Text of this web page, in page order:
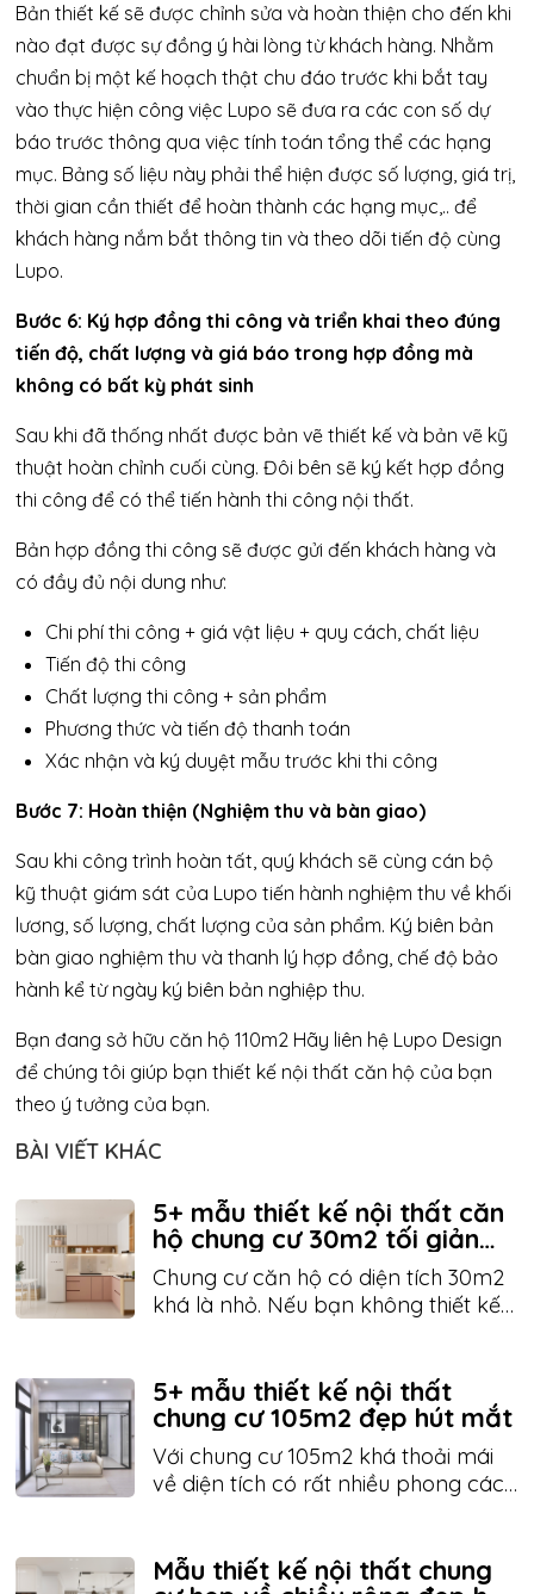
Bản thiết kế sẽ được chỉnh sửa và hoàn thiện cho đến khi
nào đạt được sự đồng ý hài lòng từ khách hàng. Nhằm
chuẩn bị một kế hoạch thật chu đáo trước khi bắt tay
vào thực hiện công việc Lupo sẽ đưa ra các con số dự
báo trước thông qua việc tính toán tổng thể các hạng
mục. Bảng số liệu này phải thể hiện được số lượng, giá trị,
thời gian cần thiết để hoàn thành các hạng mục,.. để
khách hàng nắm bắt thông tin và theo dõi tiến độ cùng
Lupo.
Bước 6: Ký hợp đồng thi công và triển khai theo đúng
tiến độ, chất lượng và giá báo trong hợp đồng mà
không có bất kỳ phát sinh
Sau khi đã thống nhất được bản vẽ thiết kế và bản vẽ kỹ
thuật hoàn chỉnh cuối cùng. Đôi bên sẽ ký kết hợp đồng
thi công để có thể tiến hành thi công nội thất.
Bản hợp đồng thi công sẽ được gửi đến khách hàng và
có đầy đủ nội dung như:
Chi phí thi công + giá vật liệu + quy cách, chất liệu
Tiến độ thi công
Chất lượng thi công + sản phẩm
Phương thức và tiến độ thanh toán
Xác nhận và ký duyệt mẫu trước khi thi công
Bước 7: Hoàn thiện (Nghiệm thu và bàn giao)
Sau khi công trình hoàn tất, quý khách sẽ cùng cán bộ
kỹ thuật giám sát của Lupo tiến hành nghiệm thu về khối
lương, số lượng, chất lượng của sản phẩm. Ký biên bản
bàn giao nghiệm thu và thanh lý hợp đồng, chế độ bảo
hành kể từ ngày ký biên bản nghiệp thu.
Bạn đang sở hữu căn hộ 110m2 Hãy liên hệ Lupo Design
để chúng tôi giúp bạn thiết kế nội thất căn hộ của bạn
theo ý tưởng của bạn.
BÀI VIẾT KHÁC
5+ mẫu thiết kế nội thất căn
hộ chung cư 30m2 tối giản
hiện đại
Chung cư căn hộ có diện tích 30m2
khá là nhỏ. Nếu bạn không thiết kế
chội. Sau đây là bài viết chia sẻ một
số mẫu thiết kế nội thất chung cư
30m2 siêu đẹp hãy cùng tham khảo
nhé.
5+ mẫu thiết kế nội thất
chung cư 105m2 đẹp hút mắt
Với chung cư 105m2 khá thoải mái
về diện tích có rất nhiều phong cách
chung cư 105m2 đẹp và cần tìm
Mẫu thiết kế nội thất chung